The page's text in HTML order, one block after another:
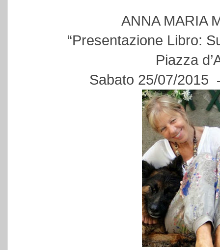
ANNA MARIA
“Presentazione Libro:
Piazza
Sabato 25/07/2015
-